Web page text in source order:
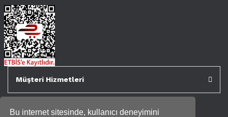
Bu internet sitesinde, kullanıcı deneyimini
Müşteri Hizmetleri